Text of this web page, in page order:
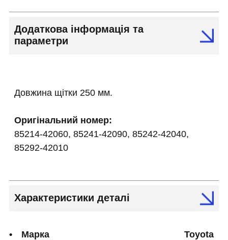
Додаткова інформація та
параметри
Довжина щітки 250 мм.
Оригінальний номер:
85214-42060, 85241-42090, 85242-42040,
85292-42010
Характеристики деталі
Марка Toyota